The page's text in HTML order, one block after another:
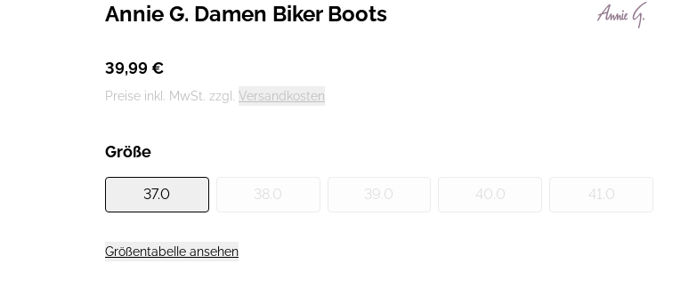
Hersteller:
Annie G. Damen Biker Boots
39,99 €
Preise inkl. MwSt. zzgl. Versandkosten
Größe
37.0 38.0 39.0 40.0 41.0
Größentabelle ansehen